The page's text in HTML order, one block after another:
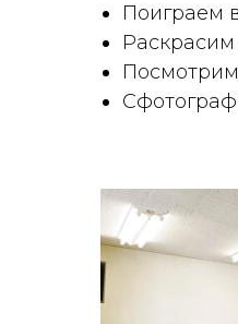
Поиграем